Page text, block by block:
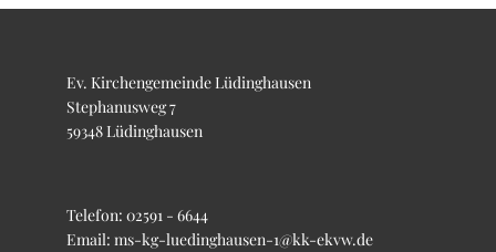
Ev. Kirchengemeinde Lüdinghausen
Stephanusweg 7
59348 Lüdinghausen
Telefon: 02591 - 6644
Email: ms-kg-luedinghausen-1@kk-ekvw.de